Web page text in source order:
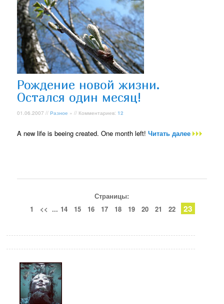
Рождение новой жизни.
Остался один месяц!
01.06.2007 //Разное » // Комментариев:12
A new life is beeing created. One month left!Читать далее
Страницы:
1
<< ... 14 15 16 17 18 19 20 21 22 23